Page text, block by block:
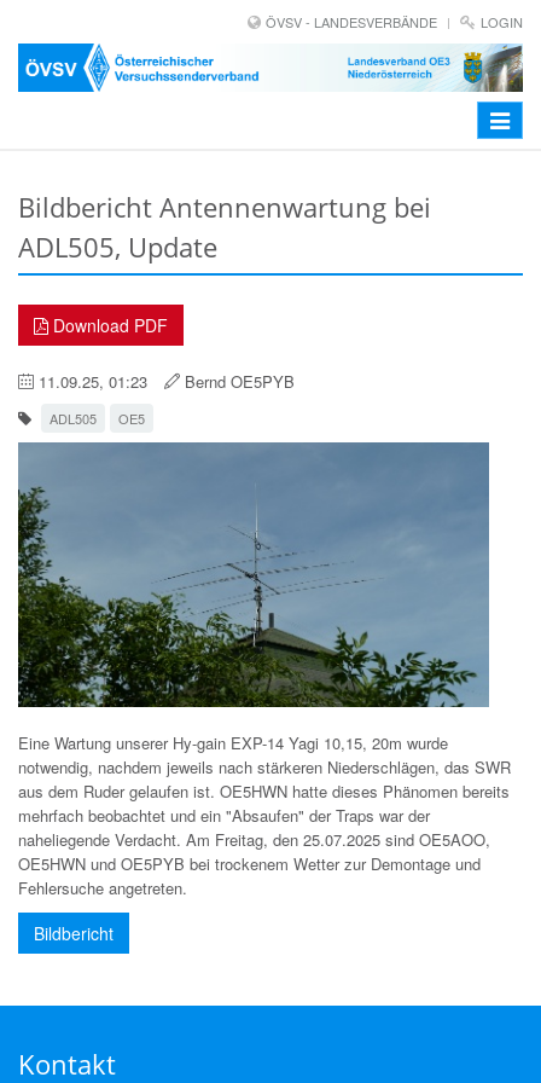
ÖVSV - LANDESVERBÄNDE LOGIN
Toggle
Bildbericht Antennenwartung bei
ADL505, Update
Download PDF
11.09.25, 01:23 Bernd OE5PYB
ADL505 OE5
Eine Wartung unserer Hy-gain EXP-14 Yagi 10,15, 20m wurde
notwendig, nachdem jeweils nach stärkeren Niederschlägen, das SWR
aus dem Ruder gelaufen ist. OE5HWN hatte dieses Phänomen bereits
mehrfach beobachtet und ein "Absaufen" der Traps war der
naheliegende Verdacht. Am Freitag, den 25.07.2025 sind OE5AOO,
OE5HWN und OE5PYB bei trockenem Wetter zur Demontage und
Fehlersuche angetreten.
Bildbericht
Kontakt